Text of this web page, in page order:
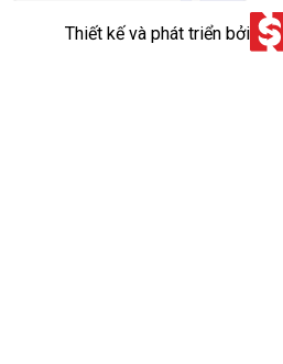
Thiết kế và phát triển bởi